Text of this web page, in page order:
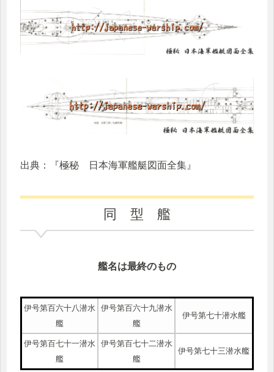
出典：『極秘 日本海軍艦艇図面全集』
同 型 艦
艦名は最終のもの
伊号第百六十八潜水
艦
伊号第百六十九潜水
艦
伊号第七十潜水艦
伊号第百七十一潜水
艦
伊号第百七十二潜水
艦
伊号第七十三潜水艦